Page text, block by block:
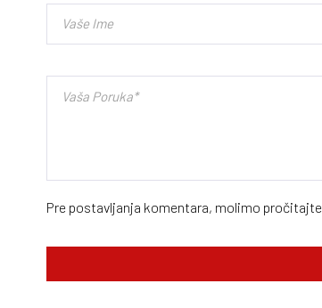
Pre postavljanja komentara, molimo pročitajte